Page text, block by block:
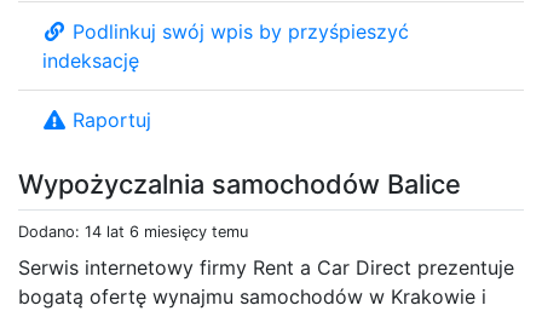
Wypożyczalnia samochodów Balice
Dodano: 14 lat 6 miesięcy temu
Serwis internetowy firmy Rent a Car Direct prezentuje
bogatą ofertę wynajmu samochodów w Krakowie i
Podlinkuj swój wpis by przyśpieszyć
indeksację
Raportuj